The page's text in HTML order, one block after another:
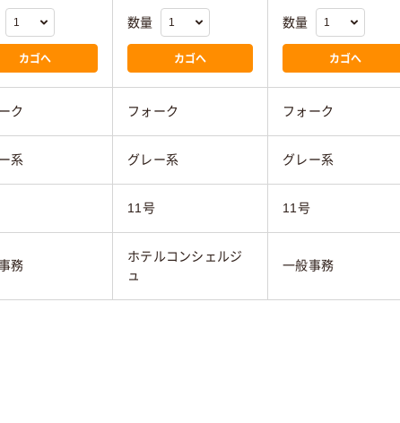
カゴへ
数量
カゴへ
数量
カゴへ
ク フォーク フォーク
系 グレー系 グレー系
11号 11号
務
ホテルコンシェルジ
ュ
一般事務